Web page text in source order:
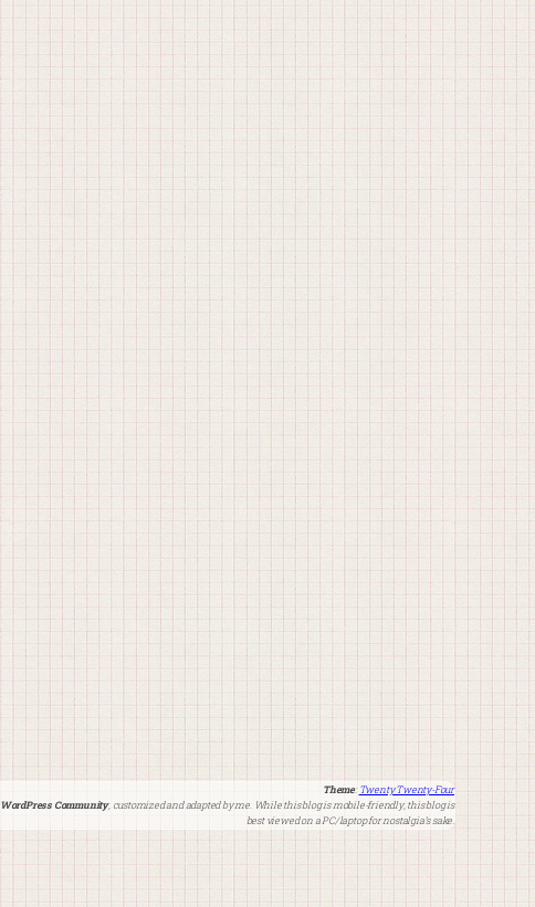
Theme:Twenty Twenty-Four
WordPress Community, customized and adapted by me. While this blog is mobile-friendly, this blog is
best viewed on a PC/laptop for nostalgia’s sake.